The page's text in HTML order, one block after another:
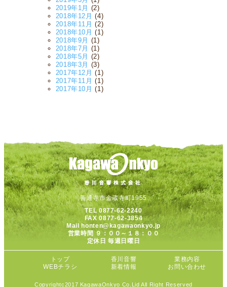
2019年1月 (2)
2018年12月 (4)
2018年11月 (2)
2018年10月 (1)
2018年9月 (1)
2018年7月 (1)
2018年5月 (2)
2018年3月 (3)
2017年12月 (1)
2017年11月 (1)
2017年10月 (1)
善通寺市金蔵寺町1955
TEL 0877-62-2240
FAX 0877-62-3854
Mail honten@kagawaonkyo.jp
営業時間 ９：００～１８：００
定休日 毎週日曜日
トップ 香川音響
業務内容
WEBチラシ
新着情報 お問い合わせ
Copyrightc2017 KagawaOnkyo Co.Lid All Right Reserved